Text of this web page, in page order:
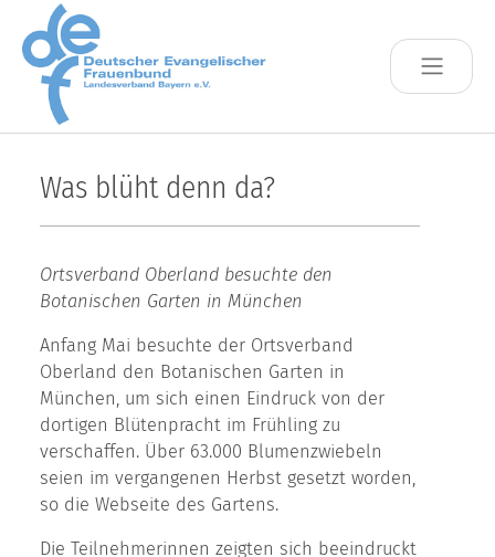
Skip to main content
Was blüht denn da?
Ortsverband Oberland besuchte den
Botanischen Garten in München
Anfang Mai besuchte der Ortsverband
Oberland den Botanischen Garten in
München, um sich einen Eindruck von der
dortigen Blütenpracht im Frühling zu
verschaffen. Über 63.000 Blumenzwiebeln
seien im vergangenen Herbst gesetzt worden,
so die Webseite des Gartens.
Die Teilnehmerinnen zeigten sich beeindruckt